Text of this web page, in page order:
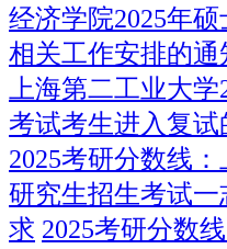
经济学院2025年
相关工作安排的通
上海第二工业大学
考试考生进入复
2025考研分数线
研究生招生考试
求 2025考研分数